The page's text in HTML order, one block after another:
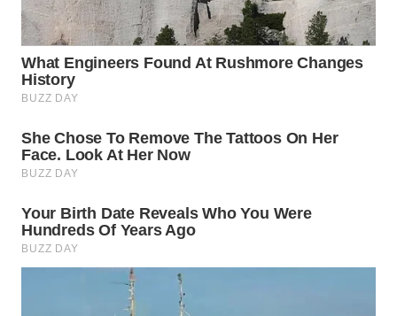
DEPOK
WN
TAPANULI
UTARA
WN
SAMOSIR
WN
PADANG
LAWAS